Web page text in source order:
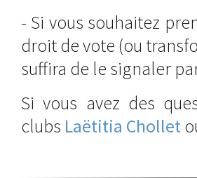
- Si vous souhaitez
droit de vote (ou
suffira de le signaler
Si vous avez des
clubs Laëtitia Chollet